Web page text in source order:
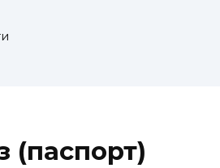
(паспорт)